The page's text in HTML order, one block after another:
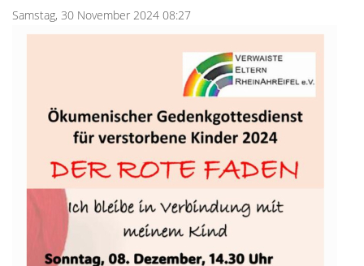
Samstag, 30 November 2024 08:27